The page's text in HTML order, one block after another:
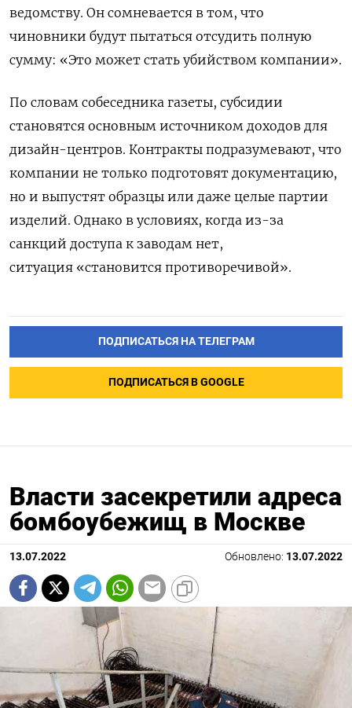
ведомству. Он сомневается в том, что
чиновники будут пытаться отсудить полную
сумму: «Это может стать убийством компании».
По словам собеседника газеты, субсидии
становятся основным источником доходов для
дизайн-центров. Контракты подразумевают, что
компании не только подготовят документацию,
но и выпустят образцы или даже целые партии
изделий. Однако в условиях, когда из-за
санкций доступа к заводам нет,
ситуация «становится противоречивой».
ПОДПИСАТЬСЯ НА ТЕЛЕГРАМ
ПОДПИСАТЬСЯ В GOOGLE
Власти засекретили адреса
бомбоубежищ в Москве
13.07.2022 Обновлено: 13.07.2022